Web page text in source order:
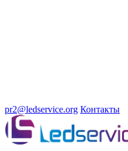
pr2@ledservice.org Контакты